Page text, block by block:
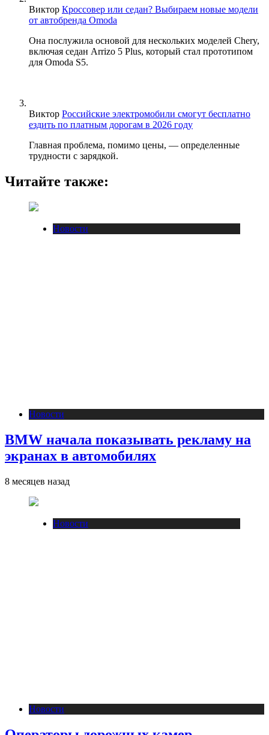
Виктор Кроссовер или седан? Выбираем новые модели
от автобренда Omoda
Она послужила основой для нескольких моделей Chery,
включая седан Arrizo 5 Plus, который стал прототипом
для Omoda S5.
Виктор Российские электромобили смогут бесплатно
ездить по платным дорогам в 2026 году
Главная проблема, помимо цены, — определенные
трудности с зарядкой.
Читайте также:
Новости
Новости
BMW начала показывать рекламу на
экранах в автомобилях
8 месяцев назад
Новости
Новости